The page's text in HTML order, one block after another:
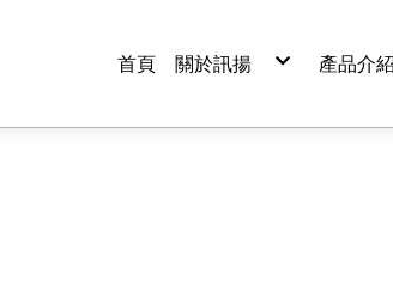
首頁 關於訊揚 產品介紹